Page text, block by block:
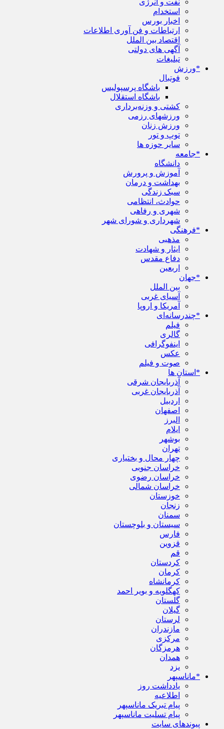
نفت و انرژی
استخدام
اخبار بورس
ارتباطات و فن آوری اطلاعات
اقتصاد بین الملل
آگهی های دولتی
تبلیغات
*ورزش
فوتبال
باشگاه پرسپولیس
باشگاه استقلال
کشتی و وزنه‌برداری
ورزشهای رزمی
ورزش زنان
توپ و تور
سایر حوزه ها
*جامعه
دانشگاه
آموزش و پرورش
بهداشت و درمان
سبک زندگی
حوادث، انتظامی
شهری و رفاهی
شهرداری و شورای شهر
*فرهنگی
مذهبی
ایثار و شهادت
دفاع مقدس
اربعین
*جهان
بین الملل
آسیای غربی
آمریکا و اروپا
*چندرسانه‌ای
فیلم
گالری
اینفوگرافی
عکس
صوت و فیلم
*استان ها
آذربایجان شرقی
آذربایجان غربی
اردبیل
اصفهان
البرز
ایلام
بوشهر
تهران
چهار محال و بختیاری
خراسان جنوبی
خراسان رضوی
خراسان شمالی
خوزستان
زنجان
سمنان
سیستان و بلوچستان
فارس
قزوین
قم
کردستان
کرمان
کرمانشاه
کهگلویه و بویر احمد
گلستان
گیلان
لرستان
مازندران
مرکزی
هرمزگان
همدان
یزد
*ماناسپهر
یادداشت روز
اطلاعیه
پیام تبریک ماناسپهر
پیام تسلیت ماناسپهر
پیوندهای سایت